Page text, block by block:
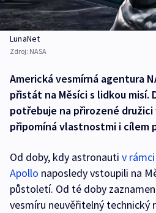
LunaNet
Zdroj: NASA
Americká vesmírná agentura
přistát na Měsíci s lidkou misí.
potřebuje na přirozené
připomíná vlastnostmi i cílem
Od doby, kdy astronauti v
Apollo naposledy vstoupili na
půstoletí. Od té doby
vesmíru neuvěřitelný technický